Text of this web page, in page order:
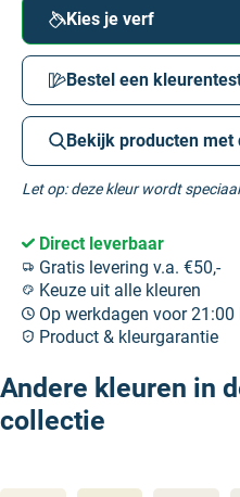
Kies je verf
Bestel een
Bekijk producten met
Let op: deze kleur wordt
Direct leverbaar
Gratis levering v.a. €50,-
Keuze uit alle kleuren
Op werkdagen voor
Product & kleurgarantie
Andere kleuren in
collectie